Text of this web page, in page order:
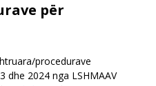
për
procedurave
dhe 2024 nga LSHMAAV